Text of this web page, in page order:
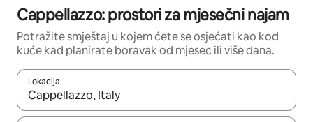
Cappellazzo: prostori za mjesečni najam
Potražite smještaj u kojem ćete se osjećati kao kod
kuće kad planirate boravak od mjesec ili više dana.
Lokacija
Kada budu dostupni rezultati, moći ćete ih pregledati